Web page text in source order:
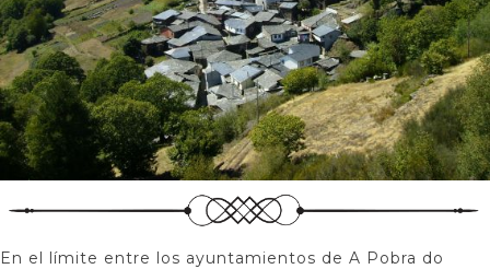
En el límite entre los ayuntamientos de A Pobra do